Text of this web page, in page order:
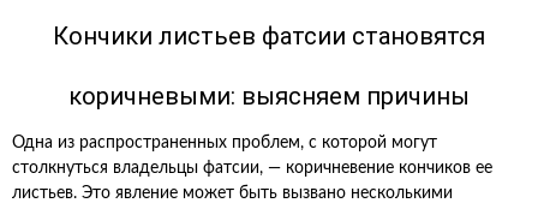
Кончики листьев фатсии становятся
коричневыми: выясняем причины
Одна из распространенных проблем, с которой могут
столкнуться владельцы фатсии, — коричневение кончиков ее
листьев. Это явление может быть вызвано несколькими